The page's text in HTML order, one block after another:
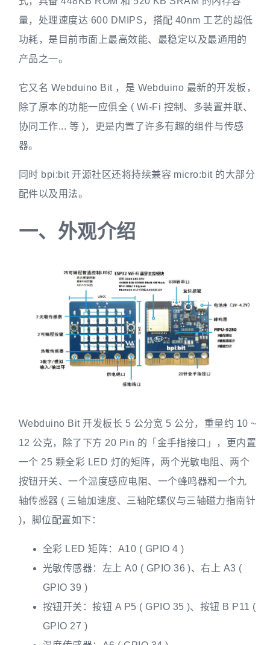
量，处理速度达 600 DMIPS，搭配 40nm 工艺的超低
功耗，是目前市面上最高效能、最稳定以及最通用的
产品之一。
它又名 Webduino Bit ，是 Webduino 最新的开发板，
除了原本的功能一应俱全 ( Wi-Fi 控制、多装置并联、
协同工作... 等 )，更是内置了许多有趣的组件与传感
器。
同时 bpi:bit 开源社区还将持续兼容 micro:bit 的大部分
配件以及用法。
一、 外观介绍
Webduino Bit 开发板长 5 公分宽 5 公分，重量约 10 ~
12 公克，除了下方 20 Pin 的「金手指接口」，更内置
一个 25 颗全彩 LED 灯的矩阵，两个光敏电阻、两个
按钮开关、一个温度感应电阻、一个蜂鸣器和一个九
轴传感器 ( 三轴加速度、三轴陀螺仪与三轴磁力指南针
)，脚位配置如下：
全彩 LED 矩阵：A10 ( GPIO 4 )
光敏传感器：左上 A0 ( GPIO 36 )、右上 A3 (
GPIO 39 )
按钮开关：按钮 A P5 ( GPIO 35 )、按钮 B P11 (
GPIO 27 )